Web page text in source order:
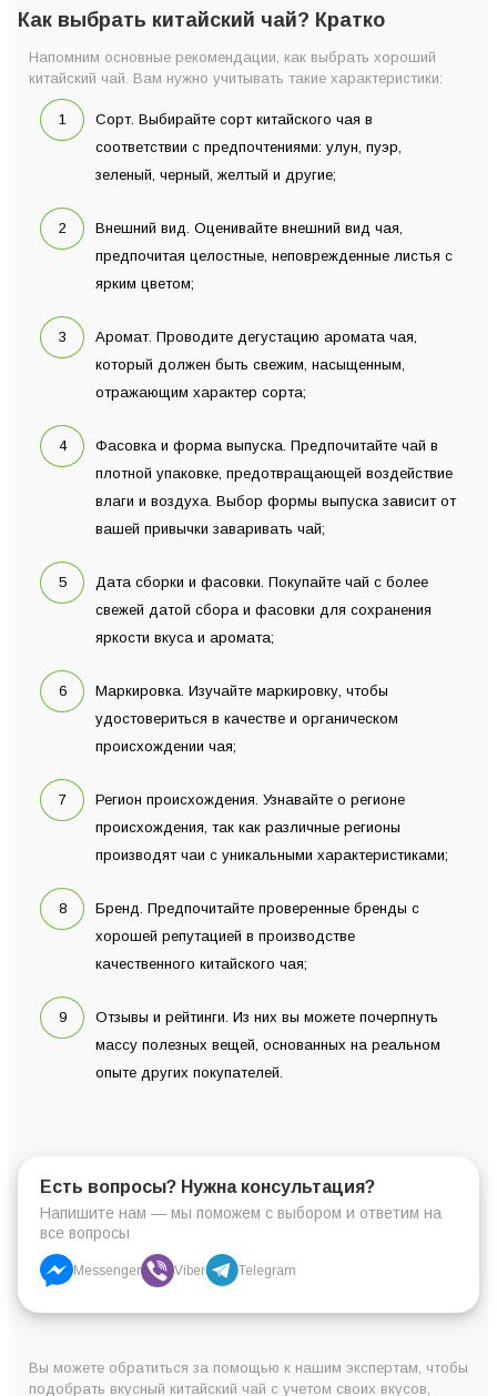
Как выбрать китайский чай? Кратко
Напомним основные рекомендации, как выбрать хороший
китайский чай. Вам нужно учитывать такие характеристики:
Сорт. Выбирайте сорт китайского чая в
соответствии с предпочтениями: улун, пуэр,
зеленый, черный, желтый и другие;
Внешний вид. Оценивайте внешний вид чая,
предпочитая целостные, неповрежденные листья с
ярким цветом;
Аромат. Проводите дегустацию аромата чая,
который должен быть свежим, насыщенным,
отражающим характер сорта;
Фасовка и форма выпуска. Предпочитайте чай в
плотной упаковке, предотвращающей воздействие
влаги и воздуха. Выбор формы выпуска зависит от
вашей привычки заваривать чай;
Дата сборки и фасовки. Покупайте чай с более
свежей датой сбора и фасовки для сохранения
яркости вкуса и аромата;
Маркировка. Изучайте маркировку, чтобы
удостовериться в качестве и органическом
происхождении чая;
Регион происхождения. Узнавайте о регионе
происхождения, так как различные регионы
производят чаи с уникальными характеристиками;
Бренд. Предпочитайте проверенные бренды с
хорошей репутацией в производстве
качественного китайского чая;
Отзывы и рейтинги. Из них вы можете почерпнуть
массу полезных вещей, основанных на реальном
опыте других покупателей.
Есть вопросы? Нужна консультация?
Напишите нам — мы поможем с выбором и ответим на
все вопросы
Messenger Viber Telegram
Вы можете обратиться за помощью к нашим экспертам, чтобы
подобрать вкусный китайский чай с учетом своих вкусов,